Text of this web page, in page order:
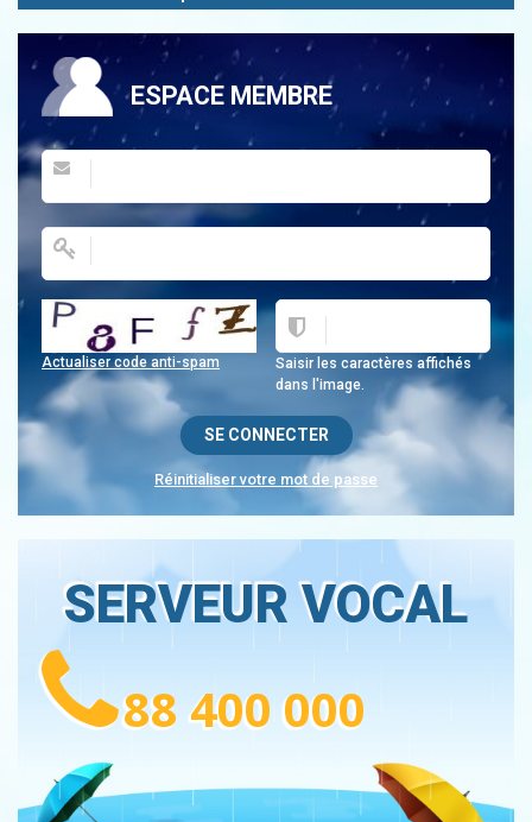
ESPACE MEMBRE
Saisir les caractères affichés
dans l'image.
Actualiser code anti-spam
Réinitialiser votre mot de passe
SERVEUR VOCAL
88 400 000